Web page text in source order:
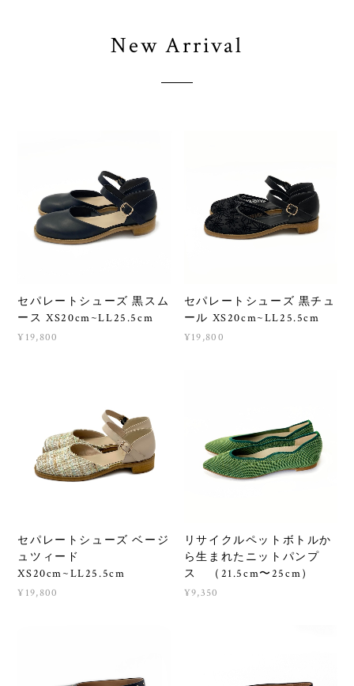
New Arrival
セパレートシューズ 黒スム
ース XS20cm~LL25.5cm
¥19,800
セパレートシューズ 黒チュ
ール XS20cm~LL25.5cm
¥19,800
セパレートシューズ ベージ
ュツィード
XS20cm~LL25.5cm
¥19,800
リサイクルペットボトルか
ら生まれたニットパンプ
ス （21.5cm〜25cm）
¥9,350